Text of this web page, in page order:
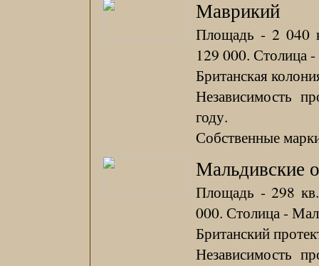
Маврикий
Площадь - 2 040
129 000. Столица
Британская
Независимость
году.
Собственные
Мальдивские
Площадь - 298
000. Столица -
Британский
Независимость